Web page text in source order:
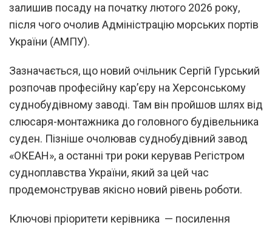
залишив посаду на початку лютого 2026 року,
після чого очолив Адміністрацію морських портів
України (АМПУ).
Зазначається, що новий очільник Сергій Гурський
розпочав професійну кар’єру на Херсонському
суднобудівному заводі. Там він пройшов шлях від
слюсаря-монтажника до головного будівельника
суден. Пізніше очолював суднобудівний завод
«ОКЕАН», а останні три роки керував Регістром
судноплавства України, який за цей час
продемонстрував якісно новий рівень роботи.
Ключові пріоритети керівника — посилення